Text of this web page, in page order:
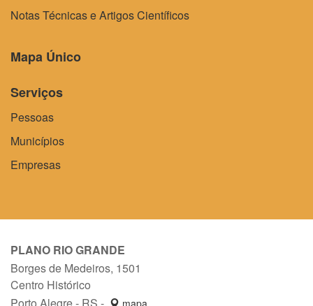
Notas Técnicas e Artigos Científicos
Mapa Único
Serviços
Pessoas
Municípios
Empresas
PLANO RIO GRANDE
Borges de Medeiros, 1501
Centro Histórico
mapa